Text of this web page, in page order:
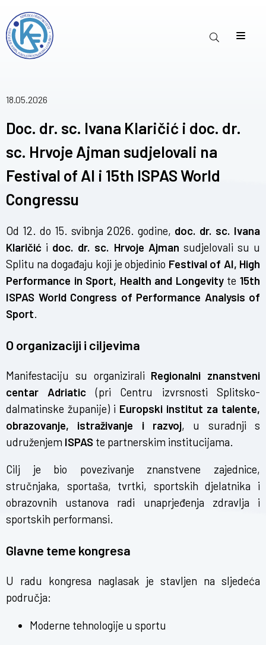
18.05.2026
Doc. dr. sc. Ivana Klaričić i doc. dr.
sc. Hrvoje Ajman sudjelovali na
Festival of AI i 15th ISPAS World
Congressu
Od 12. do 15. svibnja 2026. godine, doc. dr. sc. Ivana
Klaričić i doc. dr. sc. Hrvoje Ajman sudjelovali su u
Splitu na događaju koji je objedinio Festival of AI, High
Performance in Sport, Health and Longevityte15th
ISPAS World Congress of Performance Analysis of
Sport.
O organizaciji i ciljevima
Manifestaciju su organizirali Regionalni znanstveni
centar Adriatic (pri Centru izvrsnosti Splitsko-
dalmatinske županije) i Europski institut za talente,
obrazovanje, istraživanje i razvoj, u suradnji s
udruženjem ISPAS te partnerskim institucijama.
Cilj je bio povezivanje znanstvene zajednice,
stručnjaka, sportaša, tvrtki, sportskih djelatnika i
obrazovnih ustanova radi unaprjeđenja zdravlja i
sportskih performansi.
Glavne teme kongresa
U radu kongresa naglasak je stavljen na sljedeća
područja:
Moderne tehnologije u sportu